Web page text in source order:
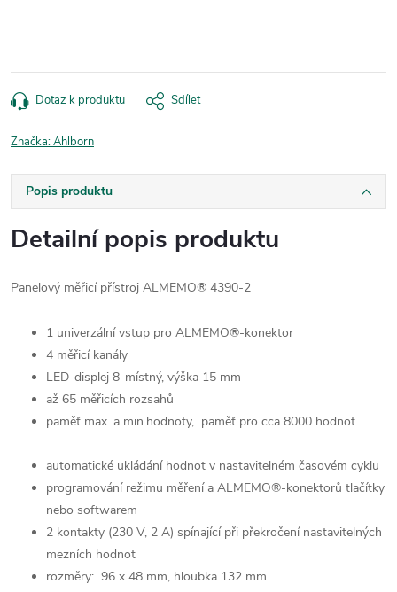
Dotaz k produktu Sdílet
Značka:Ahlborn
Popis produktu
Detailní popis produktu
Panelový měřicí přístroj ALMEMO® 4390-2
1 univerzální vstup pro ALMEMO®-konektor
4 měřicí kanály
LED-displej 8-místný, výška 15 mm
až 65 měřicích rozsahů
paměť max. a min.hodnoty, paměť pro cca 8000 hodnot
automatické ukládání hodnot v nastavitelném časovém cyklu
programování režimu měření a ALMEMO®-konektorů tlačítky
nebo softwarem
2 kontakty (230 V, 2 A) spínající při překročení nastavitelných
mezních hodnot
rozměry: 96 x 48 mm, hloubka 132 mm